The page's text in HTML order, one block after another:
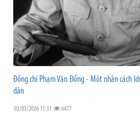
Đồng chí Phạm Văn Đồng - Một nhân cách
dân
02/03/2026 11:31 6477